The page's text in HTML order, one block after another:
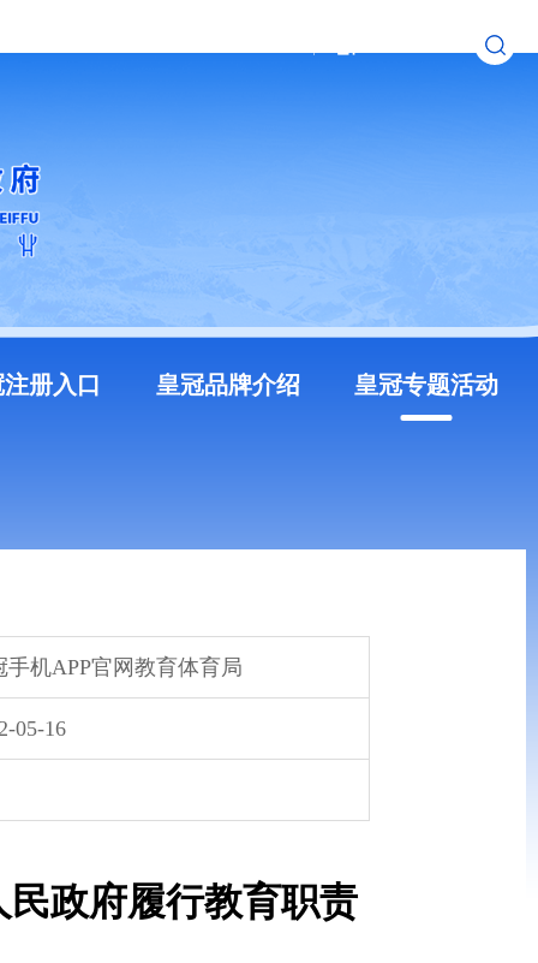
册入口 皇冠品牌介绍 皇冠专题活动
手机APP官网教育体育局
05-16
政府履行教育职责